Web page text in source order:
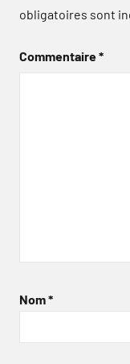
obligatoires sont
Commentaire*
Nom*